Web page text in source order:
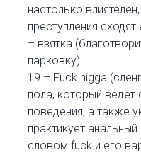
настолько
преступления
– взятка
парковку).
19 – Fuck nigga
пола, который ведет
поведения, а также
практикует
словом fuck и его